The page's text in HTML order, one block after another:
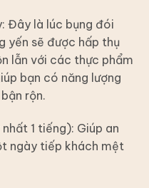
Đây là lúc bụng đói
yến sẽ được hấp thụ
lẫn với các thực phẩm
bạn có năng lượng
rộn.
1 tiếng): Giúp an
ngày tiếp khách mệt